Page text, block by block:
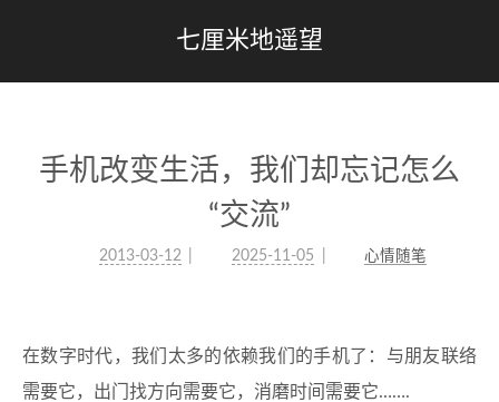
七厘米地遥望
手机改变生活，我们却忘记怎么
“交流”
2013-03-12 2025-11-05 心情随笔
在数字时代，我们太多的依赖我们的手机了：与朋友联络
需要它，出门找方向需要它，消磨时间需要它…….